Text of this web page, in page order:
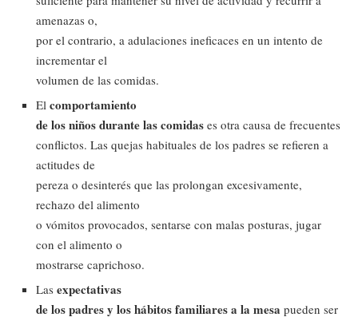
amenazas o,
por el contrario, a adulaciones ineficaces en un intento de
incrementar el
volumen de las comidas.
El comportamiento
de los niños durante las comidas es otra causa de frecuentes
conflictos. Las quejas habituales de los padres se refieren a
actitudes de
pereza o desinterés que las prolongan excesivamente,
rechazo del alimento
o vómitos provocados, sentarse con malas posturas, jugar
con el alimento o
mostrarse caprichoso.
Las expectativas
de los padres y los hábitos familiares a la mesa pueden ser